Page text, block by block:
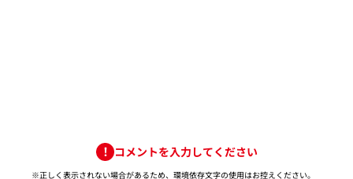
コメントを入力してください
※正しく表示されない場合があるため、環境依存文字の使用はお控えください。​